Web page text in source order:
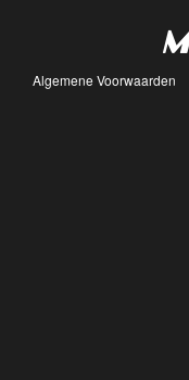
Algemene Voorwaarden